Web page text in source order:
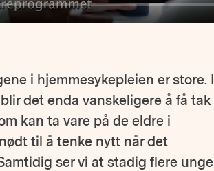
i hjemmesykepleien er store. I
det enda vanskeligere å få tak
kan ta vare på de eldre i
til å tenke nytt når det
ser vi at stadig flere unge